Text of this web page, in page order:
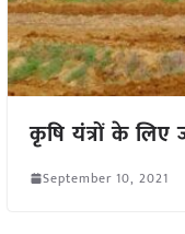
कृषि यंत्रों के लिए
September 10, 2021